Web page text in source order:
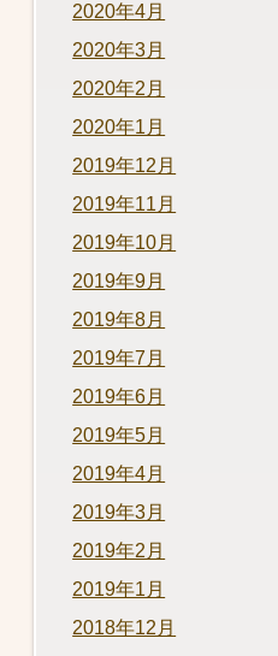
2020年4月
2020年3月
2020年2月
2020年1月
2019年12月
2019年11月
2019年10月
2019年9月
2019年8月
2019年7月
2019年6月
2019年5月
2019年4月
2019年3月
2019年2月
2019年1月
2018年12月